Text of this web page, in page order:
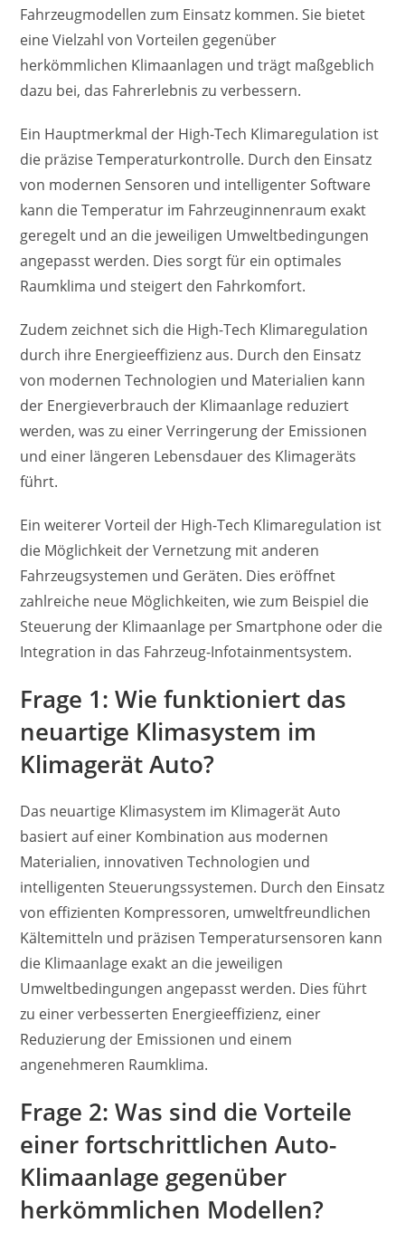
Fahrzeugmodellen zum Einsatz kommen. Sie bietet
eine Vielzahl von Vorteilen gegenüber
herkömmlichen Klimaanlagen und trägt maßgeblich
dazu bei, das Fahrerlebnis zu verbessern.
Ein Hauptmerkmal der High-Tech Klimaregulation ist
die präzise Temperaturkontrolle. Durch den Einsatz
von modernen Sensoren und intelligenter Software
kann die Temperatur im Fahrzeuginnenraum exakt
geregelt und an die jeweiligen Umweltbedingungen
angepasst werden. Dies sorgt für ein optimales
Raumklima und steigert den Fahrkomfort.
Zudem zeichnet sich die High-Tech Klimaregulation
durch ihre Energieeffizienz aus. Durch den Einsatz
von modernen Technologien und Materialien kann
der Energieverbrauch der Klimaanlage reduziert
werden, was zu einer Verringerung der Emissionen
und einer längeren Lebensdauer des Klimageräts
führt.
Ein weiterer Vorteil der High-Tech Klimaregulation ist
die Möglichkeit der Vernetzung mit anderen
Fahrzeugsystemen und Geräten. Dies eröffnet
zahlreiche neue Möglichkeiten, wie zum Beispiel die
Steuerung der Klimaanlage per Smartphone oder die
Integration in das Fahrzeug-Infotainmentsystem.
Frage 1: Wie funktioniert das
neuartige Klimasystem im
Klimagerät Auto?
Das neuartige Klimasystem im Klimagerät Auto
basiert auf einer Kombination aus modernen
Materialien, innovativen Technologien und
intelligenten Steuerungssystemen. Durch den Einsatz
von effizienten Kompressoren, umweltfreundlichen
Kältemitteln und präzisen Temperatursensoren kann
die Klimaanlage exakt an die jeweiligen
Umweltbedingungen angepasst werden. Dies führt
zu einer verbesserten Energieeffizienz, einer
Reduzierung der Emissionen und einem
angenehmeren Raumklima.
Frage 2: Was sind die Vorteile
einer fortschrittlichen Auto-
Klimaanlage gegenüber
herkömmlichen Modellen?